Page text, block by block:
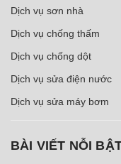
Dịch vụ sơn nhà
Dịch vụ chống thấm
Dịch vụ chống dột
Dịch vụ sửa điện nước
Dịch vụ sửa máy bơm
BÀI VIẾT NỖI